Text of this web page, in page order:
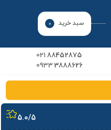
سبد خرید 0
88452875
021
3888626
0933
5.0/5